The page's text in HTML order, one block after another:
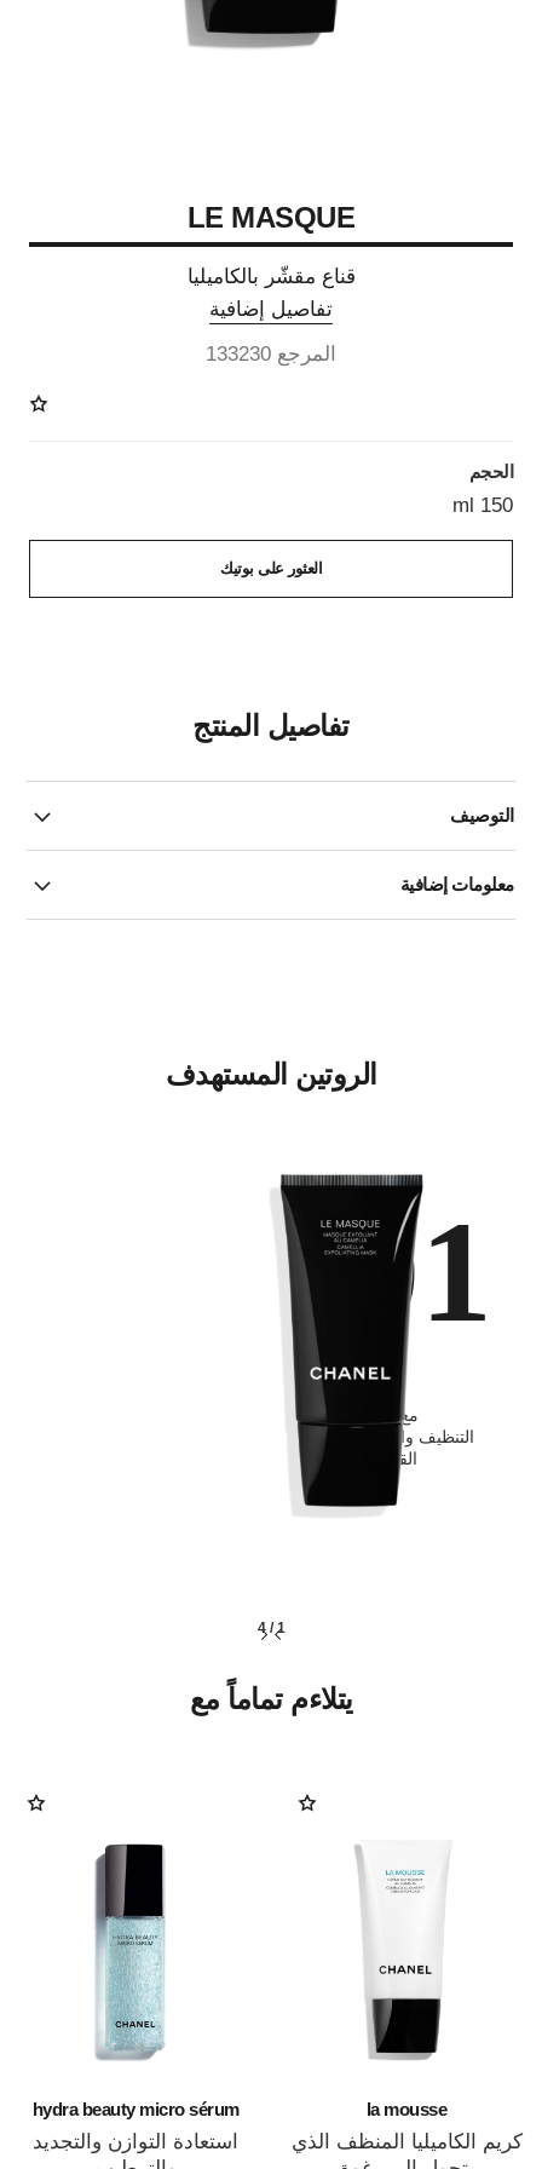
LE MASQUE
قناع مقشّر بالكاميليا
تفاصيل إضافية
المرجع 133230
الحجم
150 ml
العثور على بوتيك
تفاصيل المنتج
التوصيف
معلومات إضافية
الروتين المستهدف
01
تنظيف
مع مستحضرات
التنظيف والمستحضرات
القاشرة والتونر
1
/
4
يتلاءم تماماً مع
la mousse
كريم الكاميليا المنظف الذي
hydra beauty micro sérum
استعادة التوازن والتجديد